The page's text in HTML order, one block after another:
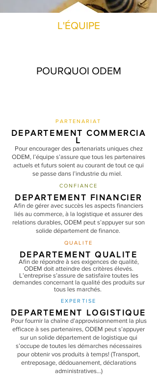
L'ÉQUIPE
POURQUOI ODEM
PARTENARIAT
DEPARTEMENT COMMERCIA
L
Pour encourager des partenariats uniques chez
ODEM, l’équipe s’assure que tous les partenaires
actuels et futurs soient au courant de tout ce qui
se passe dans l’industrie du miel.
CONFIANCE
DEPARTEMENT FINANCIER
Afin de gérer avec succès les aspects financiers
liés au commerce, à la logistique et assurer des
relations durables, ODEM peut s’appuyer sur son
solide département de finance.
QUALITE
DEPARTEMENT QUALITE
Afin de répondre à ses exigences de qualité,
ODEM doit atteindre des critères élevés.
L’entreprise s’assure de satisfaire toutes les
demandes concernant la qualité des produits sur
tous les marchés.
EXPERTISE
DEPARTEMENT LOGISTIQUE
Pour fournir la chaîne d’approvisionnement la plus
efficace à ses partenaires, ODEM peut s’appuyer
sur un solide département de logistique qui
s’occupe de toutes les démarches nécessaires
pour obtenir vos produits à temps! (Transport,
entreposage, dédouanement, déclarations
administratives…)